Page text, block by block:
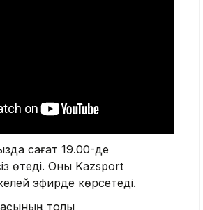
сағат 19.00-де
өтеді. Оны Kazsport
эфирде көрсетеді.
толық